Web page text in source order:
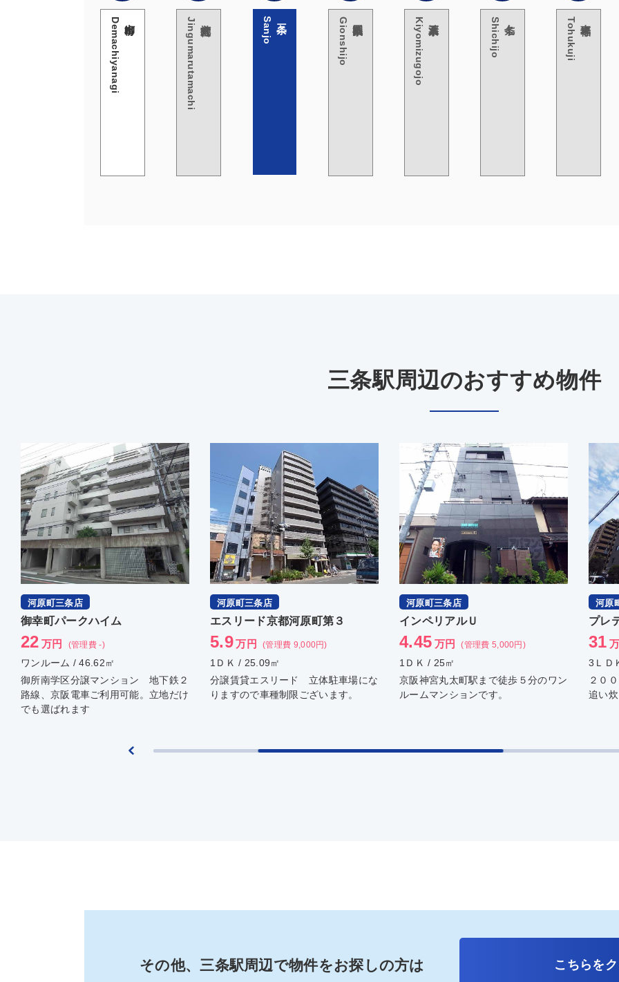
Demachiyanagi Jingumarutamachi Sanjo Gionshijo Kiyomizugojo Shichijo Tohukuji
三条駅周辺のおすすめ物件
河原町三条店
御幸町パークハイム
22 万円 (管理費 -)
ワンルーム / 46.62㎡
御所南学区分譲マンション 地下鉄２
路線、京阪電車ご利用可能。立地だけ
でも選ばれます
河原町三条店
エスリード京都河原町第３
5.9万円 (管理費 9,000円)
1ＤＫ / 25.09㎡
分譲賃貸エスリード 立体駐車場にな
りますので車種制限ございます。
河原町三条店
インペリアルＵ
4.45 万円 (管理費 5,000円)
1ＤＫ / 25㎡
京阪神宮丸太町駅まで徒歩５分のワン
ルームマンションです。
河原
プレ
31
3ＬＤ
２０
追い
その他、三条駅周辺で物件をお探しの方は こちらをク